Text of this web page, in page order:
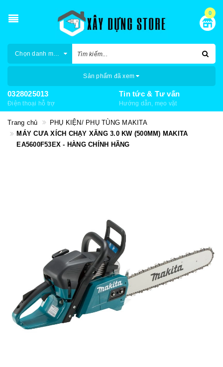
0
Chọn danh mục
Sản phẩm đã xem
0328025013
Điện thoại hỗ trợ
Tin tức & Tư vấn
Hướng dẫn, mẹo vặt
Trang chủ
PHỤ KIỆN/ PHỤ TÙNG MAKITA
MÁY CƯA XÍCH CHẠY XĂNG 3.0 KW (500MM) MAKITA
EA5600F53EX - HÀNG CHÍNH HÃNG